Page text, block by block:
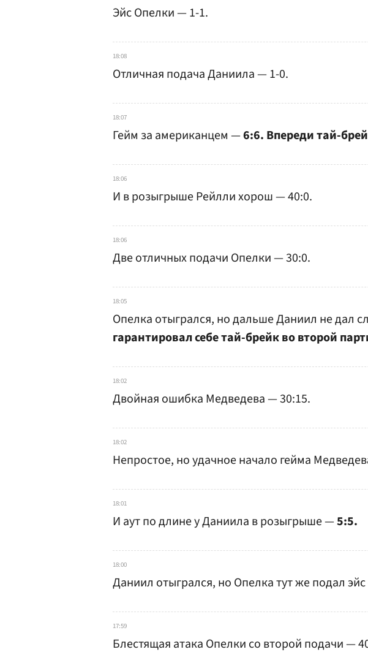
Эйс Опелки — 1-1.
18:08
Отличная подача Даниила — 1-0.
18:07
Гейм за американцем —6:6. Впереди тай-
18:06
И в розыгрыше Рейлли хорош — 40:0.
18:06
Две отличных подачи Опелки — 30:0.
18:05
Опелка отыгрался, но дальше Даниил не дал
гарантировал себе тай-брейк во второй
18:02
Двойная ошибка Медведева — 30:15.
18:02
Непростое, но удачное начало гейма
18:01
И аут по длине у Даниила в розыгрыше —5:5.
18:00
Даниил отыгрался, но Опелка тут же подал
17:59
Блестящая атака Опелки со второй подачи —